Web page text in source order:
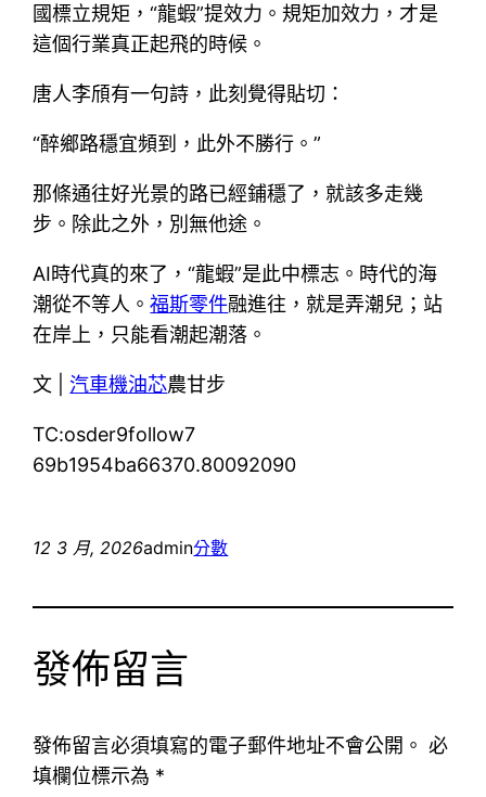
國標立規矩，“龍蝦”提效力。規矩加效力，才是
這個行業真正起飛的時候。
唐人李頎有一句詩，此刻覺得貼切：
“醉鄉路穩宜頻到，此外不勝行。”
那條通往好光景的路已經鋪穩了，就該多走幾
步。除此之外，別無他途。
AI時代真的來了，“龍蝦”是此中標志。時代的海
潮從不等人。福斯零件融進往，就是弄潮兒；站
在岸上，只能看潮起潮落。
文 |汽車機油芯農甘步
TC:osder9follow7
69b1954ba66370.80092090
12 3 月, 2026admin分數
發佈留言
發佈留言必須填寫的電子郵件地址不會公開。 必
填欄位標示為 *